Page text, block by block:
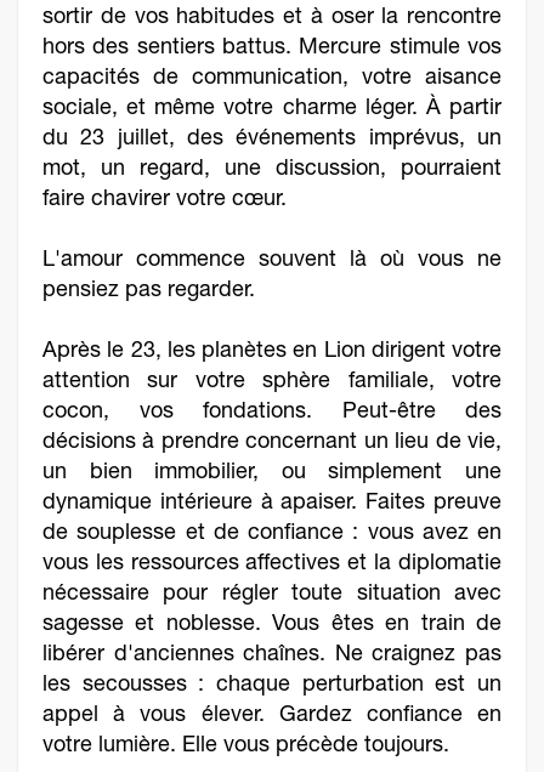
sortir de vos habitudes et à oser la rencontre
hors des sentiers battus. Mercure stimule vos
capacités de communication, votre aisance
sociale, et même votre charme léger. À partir
du 23 juillet, des événements imprévus, un
mot, un regard, une discussion, pourraient
faire chavirer votre cœur.
L'amour commence souvent là où vous ne
pensiez pas regarder.
Après le 23, les planètes en Lion dirigent votre
attention sur votre sphère familiale, votre
cocon, vos fondations. Peut-être des
décisions à prendre concernant un lieu de vie,
un bien immobilier, ou simplement une
dynamique intérieure à apaiser. Faites preuve
de souplesse et de confiance : vous avez en
vous les ressources affectives et la diplomatie
nécessaire pour régler toute situation avec
sagesse et noblesse. Vous êtes en train de
libérer d'anciennes chaînes. Ne craignez pas
les secousses : chaque perturbation est un
appel à vous élever. Gardez confiance en
votre lumière. Elle vous précède toujours.